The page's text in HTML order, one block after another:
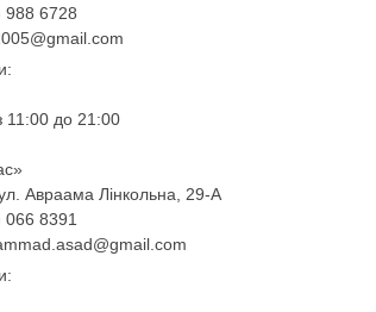
988 6728
11:00 до 21:00
Авраама Лінкольна, 29-А
066 8391